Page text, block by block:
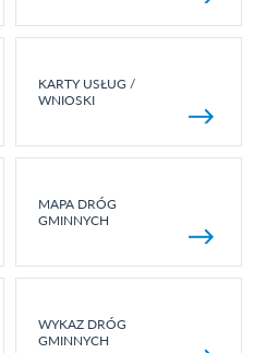
KARTY USŁUG /
WNIOSKI
MAPA DRÓG
GMINNYCH
WYKAZ DRÓG
GMINNYCH